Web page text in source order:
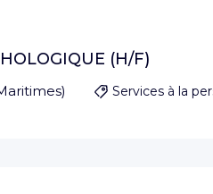
(H/F)
) Services à la